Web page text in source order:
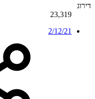
דירוג
23,319
2/12/21